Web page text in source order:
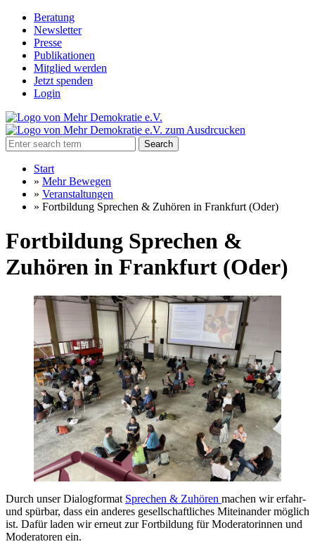
Beratung
Newsletter
Presse
Publikationen
Mitglied werden
Jetzt spenden
Login
Search
Start
» Mehr Bewegen
» Veranstaltungen
» Fortbildung Sprechen & Zuhören in Frankfurt (Oder)
Fortbildung Sprechen &
Zuhören in Frankfurt (Oder)
Durch unser Dialogformat Sprechen & Zuhören machen wir erfahr-
und spürbar, dass ein anderes gesellschaftliches Miteinander möglich
ist. Dafür laden wir erneut zur Fortbildung für Moderatorinnen und
Moderatoren ein.